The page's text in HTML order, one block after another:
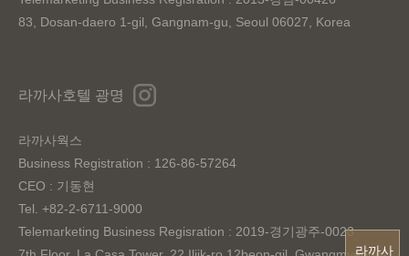
라까사
83, Dosan-daero 1-gil, Gangnam-gu, Seoul 06027, Korea
라까사호텔 광명
라까사웍스
Business Registration : 126-86-57264
CEO : 기동현
Tel. +82-2-6711-9000
Telemarketing Business Regisration : 2019-경기광주-0023